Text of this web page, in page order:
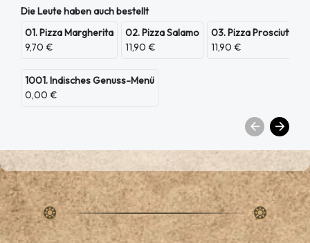
Die Leute haben auch bestellt
01. Pizza Margherita
9,70 €
02. Pizza Salamo
11,90 €
03. Pizza Prosciutto
11,90 €
1001. Indisches Genuss-Menü
0,00 €